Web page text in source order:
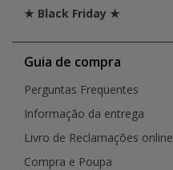
★ Black Friday ★
Guia de compra
Perguntas Frequentes
Informação da entrega
Livro de Reclamações online
Compra e Poupa